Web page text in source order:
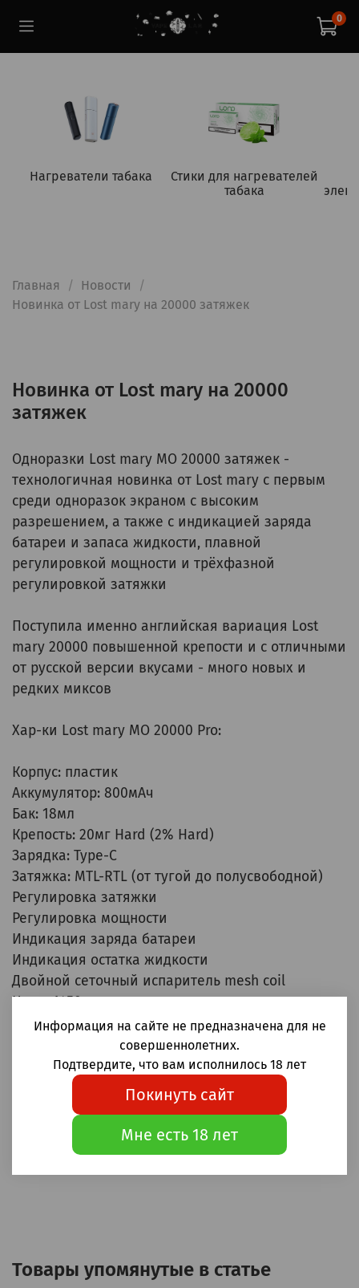
0
Нагреватели табака
Стики для нагревателей
табака
Главная
Новости
Новинка от Lost mary на 20000 затяжек
Новинка от Lost mary на 20000
затяжек
Одноразки Lost mary MO 20000 затяжек -
технологичная новинка от Lost mary с первым
среди одноразок экраном с высоким
разрешением, а также с индикацией заряда
батареи и запаса жидкости, плавной
регулировкой мощности и трёхфазной
регулировкой затяжки
Поступила именно английская вариация Lost
mary 20000 повышенной крепости и с отличными
от русской версии вкусами - много новых и
редких миксов
Хар-ки Lost mary MO 20000 Pro:
Корпус: пластик
Аккумулятор: 800мАч
Бак: 18мл
Крепость: 20мг Hard (2% Hard)
Зарядка: Type-C
Затяжка: MTL-RTL (от тугой до полусвободной)
Регулировка затяжки
Регулировка мощности
Индикация заряда батареи
Индикация остатка жидкости
Двойной сеточный испаритель mesh coil
Цена: 1450р
Оформить заказ можно как на сайте, так и
@vapelab_manager
Заказ по телефону и в whatsapp
+7-965-261-60-
Приятных вам покупок!
Товары упомянутые в статье
Информация на сайте не предназначена для не
совершеннолетних.
Подтвердите, что вам исполнилось 18 лет
Покинуть сайт
Мне есть 18 лет